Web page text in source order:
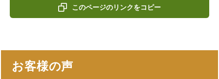
このページのリンクをコピー
お客様の声